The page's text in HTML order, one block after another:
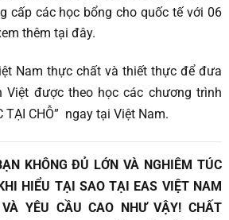
cấp các học bổng cho quốc tế với 06
thêm tại đây.
Nam thực chất và thiết thực để đưa
Việt được theo học các chương trình
TẠI CHỖ” ngay tại Việt Nam.
KHÔNG ĐỦ LỚN VÀ NGHIÊM TÚC
HIỂU TẠI SAO TẠI EAS VIỆT NAM
YÊU CẦU CAO NHƯ VẬY! CHẤT